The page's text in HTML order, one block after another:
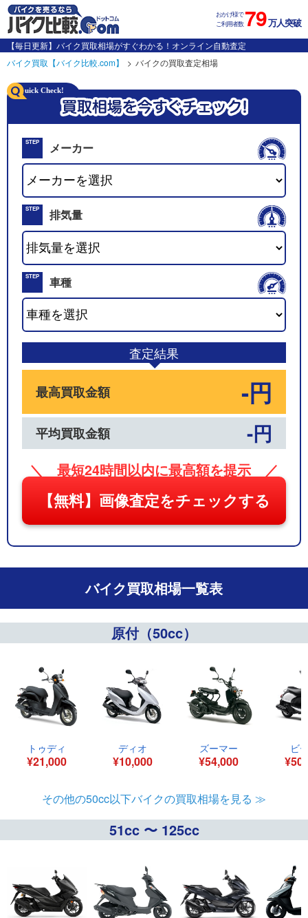
おかげ様で
ご利用者数79万人突破
【毎日更新】バイク買取相場がすぐわかる！オンライン自動査定
バイク買取【バイク比較.com】
バイクの買取査定相場
STEP
01
メーカー
STEP
02
排気量
STEP
03
車種
査定結果
最高買取金額 -円
平均買取金額 -円
＼ 最短24時間以内に最高額を提示 ／
【無料】画像査定をチェックする
バイク買取相場一覧表
原付（50cc）
トゥディ
¥21,000
ディオ
¥10,000
ズーマー
¥54,000
ビ
その他の50cc以下バイクの買取相場を見る ≫
51cc 〜 125cc